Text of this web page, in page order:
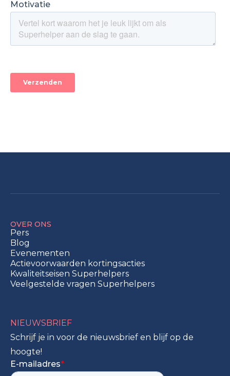
OVER ONS
Pers
Blog
Evenementen
Actievoorwaarden kortingsacties
Kwaliteitseisen Superhelpers
Veelgestelde vragen Superhelpers
NIEUWSBRIEF
Schrijf je in voor de nieuwsbrief en blijf op de
hoogte!